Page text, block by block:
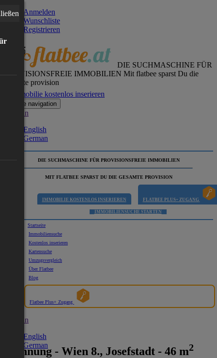
Anmelden
Wunschliste
Registrieren
DIE SUCHMASCHINE FÜR
PROVISIONSFREIE IMMOBILIEN Mit flatbee sparst Du die
gesamte provision
Immobilie kostenlos inserieren
Toggle navigation
German
English
German
DIE SUCHMASCHINE FÜR PROVISIONSFREIE IMMOBILIEN
MIT FLATBEE SPARST DU DIE GESAMTE PROVISION
IMMOBILIE KOSTENLOS INSERIEREN FLATBEE PLUS+ ZUGANG
IMMOBILIENSUCHE STARTEN
Startseite
Immobiliensuche
Kostenlos inserieren
Kartensuche
Umzugsvergleich
Über Flatbee
Blog
Flatbee Plus+ Zugang
German
English
German
Wohnung - Wien 8., Josefstadt - 46 m2